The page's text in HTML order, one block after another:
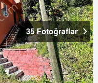
35 Fotoğraflar